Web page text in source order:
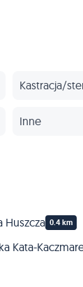
Kastracja/
Inne
Huszcza 0.4 km
Kata-